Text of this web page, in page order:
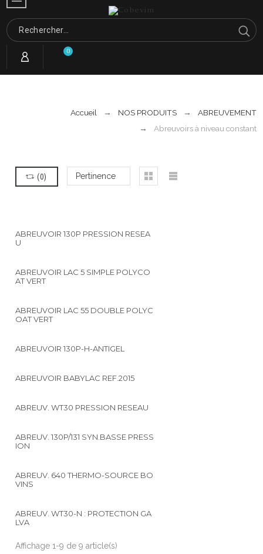
0
Accueil NOS PRODUITS
ABREUVEMENT
Abreuvoirs à niveau constant
(0) Pertinence
ABREUVOIR 130P PRESSION RESEA
U
ABREUVOIR LAC 5 SIMPLE POLYCO
AT VERT
ABREUVOIR LAC 55 DOUBLE POLYC
OAT VERT
ABREUVOIR 130P-H-ANTIGEL
ABREUVOIR BABYLAC REF.2015
ABREUV. WT30 PRESSION RESEAU
ABREUV. 130P/131 SYN.BASSE PRESS
ION
ABREUV. 640 THERMO-SOURCE BO
VINS
ABREUV. WT30-N : PROTECTION GA
LVA
Affichage 1-9 de 9 article(s)